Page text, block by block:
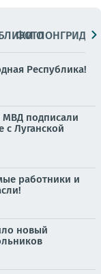
ФОТОЛОНГРИДЫ
Республика!
МВД подписали
с Луганской
работники и
новый